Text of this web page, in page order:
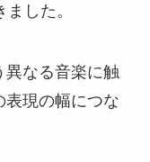
ました。
異なる音楽に触
表現の幅につな